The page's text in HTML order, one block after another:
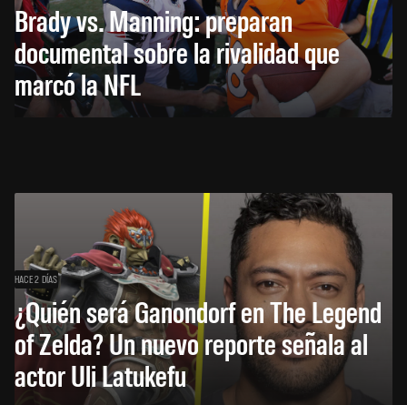
Brady vs. Manning: preparan
documental sobre la rivalidad que
marcó la NFL
HACE 2 DÍAS
¿Quién será Ganondorf en The Legend
of Zelda? Un nuevo reporte señala al
actor Uli Latukefu